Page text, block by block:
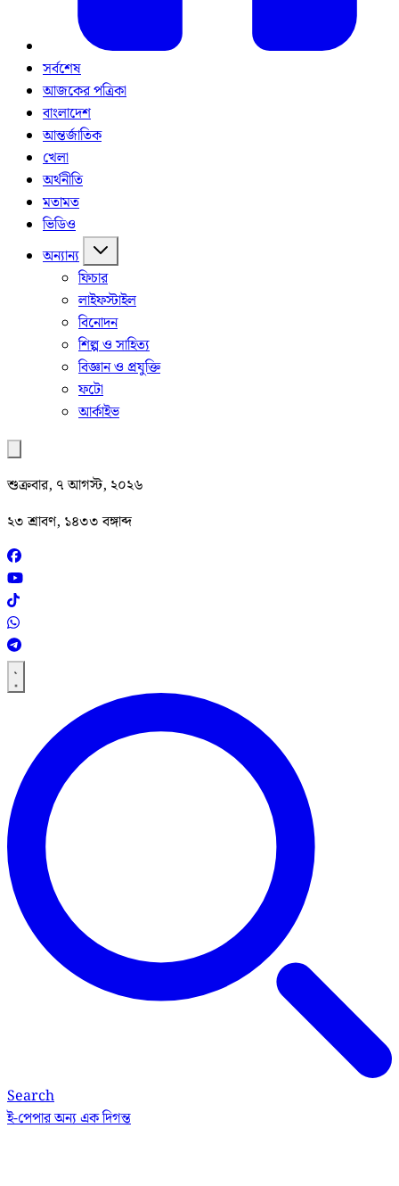
সর্বশেষ
আজকের পত্রিকা
বাংলাদেশ
আন্তর্জাতিক
খেলা
অর্থনীতি
মতামত
ভিডিও
অন্যান্য
ফিচার
লাইফস্টাইল
বিনোদন
শিল্প ও সাহিত্য
বিজ্ঞান ও প্রযুক্তি
ফটো
আর্কাইভ
শুক্রবার, ৭ আগস্ট, ২০২৬
২৩ শ্রাবণ, ১৪৩৩ বঙ্গাব্দ
Search
ই-পেপারঅন্য এক দিগন্ত